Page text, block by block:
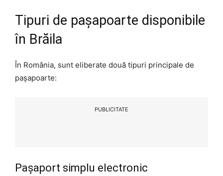
Tipuri de pașapoarte disponibile
în Brăila
În România, sunt eliberate două tipuri principale de
pașapoarte:
PUBLICITATE
Pașaport simplu electronic